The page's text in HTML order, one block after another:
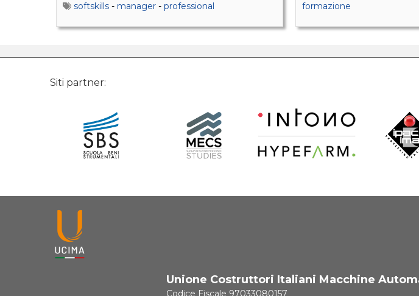
softskills - manager - professional
formazione
Siti partner:
Unione Costruttori Italiani Macchine
Codice Fiscale 97033080157